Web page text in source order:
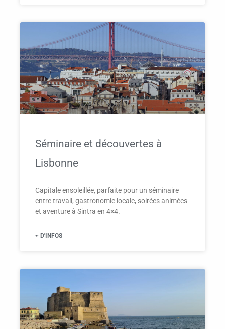
Séminaire et découvertes à
Lisbonne
Capitale ensoleillée, parfaite pour un séminaire
entre travail, gastronomie locale, soirées animées
et aventure à Sintra en 4×4.
+ D'INFOS